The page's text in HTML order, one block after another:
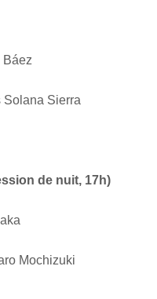
Báez
Solana Sierra
de nuit, 17h)
Mochizuki